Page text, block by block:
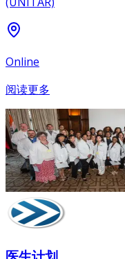
Online
阅读更多